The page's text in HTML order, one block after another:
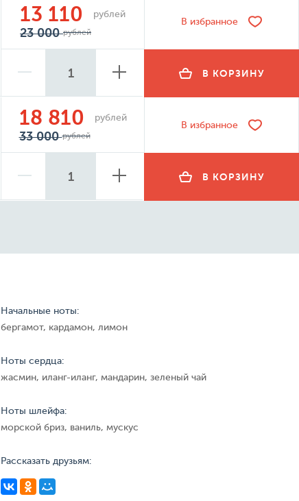
13 110 рублей
23 000рублей
В избранное
В КОРЗИНУ
18 810 рублей
33 000рублей
В избранное
В КОРЗИНУ
Начальные ноты:
бергамот, кардамон, лимон
Ноты сердца:
жасмин, иланг-иланг, мандарин, зеленый чай
Ноты шлейфа:
морской бриз, ваниль, мускус
Рассказать друзьям: